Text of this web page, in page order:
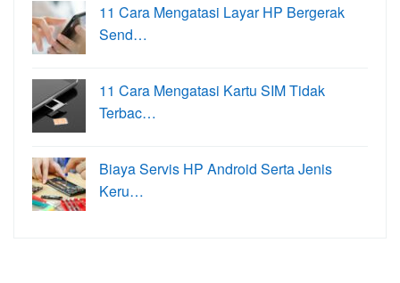
11 Cara Mengatasi Layar HP Bergerak
Send…
11 Cara Mengatasi Kartu SIM Tidak
Terbac…
Biaya Servis HP Android Serta Jenis
Keru…